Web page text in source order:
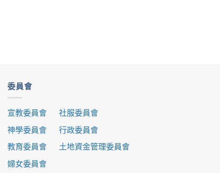
委員會
宣教委員會
神學委員會
教育委員會
婦女委員會
社服委員會
行政委員會
土地資金管理委員會